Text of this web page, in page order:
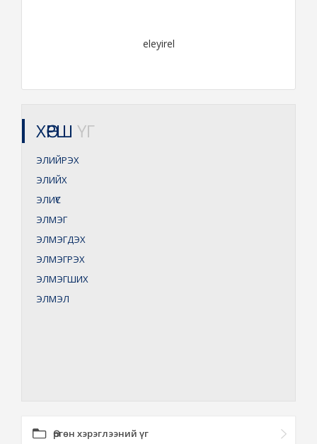
eleyirel
ХӨРШ ҮГ
ЭЛИЙРЭХ
ЭЛИЙХ
ЭЛИҮС
ЭЛМЭГ
ЭЛМЭГДЭХ
ЭЛМЭГРЭХ
ЭЛМЭГШИХ
ЭЛМЭЛ
Өргөн хэрэглээний үг